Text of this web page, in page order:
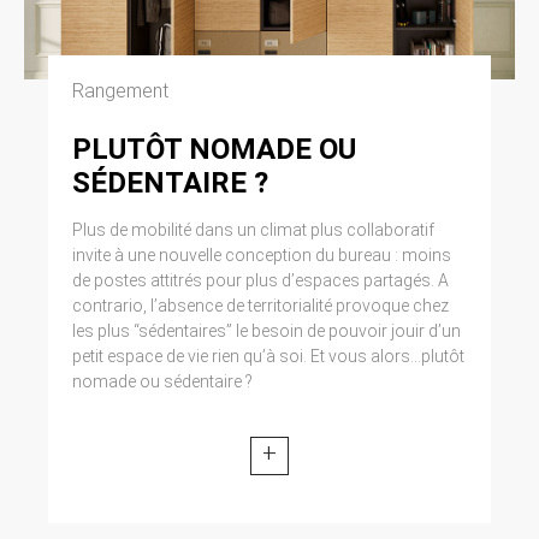
Rangement
PLUTÔT NOMADE OU
SÉDENTAIRE ?
Plus de mobilité dans un climat plus collaboratif
invite à une nouvelle conception du bureau : moins
de postes attitrés pour plus d’espaces partagés. A
contrario, l’absence de territorialité provoque chez
les plus “sédentaires” le besoin de pouvoir jouir d’un
petit espace de vie rien qu’à soi. Et vous alors...plutôt
nomade ou sédentaire ?
+
Cliquez en haut à droite du navigateur sur le
pictogramme de menu (symbolisé par trois
lignes horizontales). Sélectionnez Paramètres.
Cliquez sur Afficher les paramètres avancés.
Dans la section ‘Confidentialité’, cliquez sur
préférences. Dans l’onglet ‘Confidentialité’,
vous pouvez bloquer les cookies.
9. DROIT APPLICABLE ET
ATTRIBUTION DE
JURIDICTION.
Tout litige en relation avec l’utilisation du site
https://clen.fr est soumis au droit français. Il est
fait attribution exclusive de juridiction aux
tribunaux compétents de Paris.
10. LES PRINCIPALES LOIS